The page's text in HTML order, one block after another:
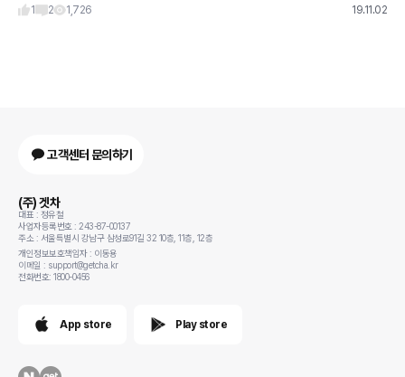
다.1
2 1,726 19.11.02
고객센터 문의하기
(주) 겟차
대표 : 정유철
사업자등록번호 : 243-87-00137
주소 : 서울특별시 강남구 삼성로91길 32 10층, 11층, 12층
개인정보보호책임자 : 이동용
이메일 : support@getcha.kr
전화번호: 1800-0456
App store Play store